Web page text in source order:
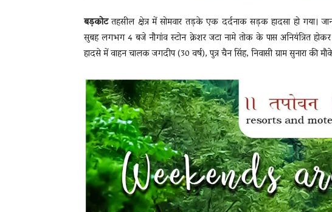
बड़कोटतहसील क्षेत्र में सोमवार तड़के एक दर्दनाक सड़क हादसा हो गया।
सुबह लगभग 4 बजे नौगांव स्टोन क्रेशर जटा नामे तोक के पास अनियंत्रित
हादसे में वाहन चालक जगदीप (30 वर्ष), पुत्र चैन सिंह, निवासी ग्राम सुनारा की